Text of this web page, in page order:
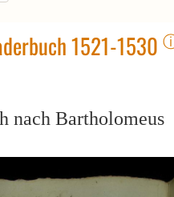
1521-1530
nach Bartholomeus